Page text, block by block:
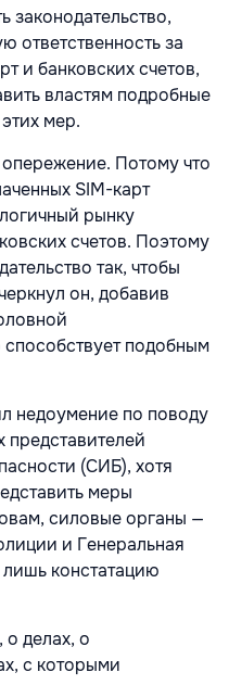
законодательство,
ответственность за
и банковских счетов,
властям подробные
мер.
Потому что
SIM-карт
рынку
счетов. Поэтому
так, чтобы
он, добавив
способствует подобным
недоумение по поводу
представителей
(СИБ), хотя
меры
силовые органы —
и Генеральная
констатацию
делах, о
с которыми